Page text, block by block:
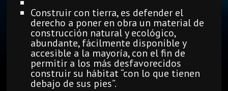
Construir con tierra, es defender el
derecho a poner en obra un material de
construcción natural y ecológico,
abundante, fácilmente disponible y
accesible a la mayoría, con el fin de
permitir a los más desfavorecidos
construir su hábitat “con lo que tienen
debajo de sus pies”.